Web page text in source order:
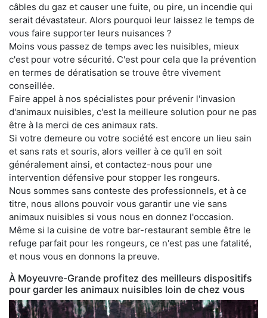
câbles du gaz et causer une fuite, ou pire, un incendie qui
serait dévastateur. Alors pourquoi leur laissez le temps de
vous faire supporter leurs nuisances ?
Moins vous passez de temps avec les nuisibles, mieux
c'est pour votre sécurité. C'est pour cela que la prévention
en termes de dératisation se trouve être vivement
conseillée.
Faire appel à nos spécialistes pour prévenir l'invasion
d'animaux nuisibles, c'est la meilleure solution pour ne pas
être à la merci de ces animaux rats.
Si votre demeure ou votre société est encore un lieu sain
et sans rats et souris, alors veiller à ce qu'il en soit
généralement ainsi, et contactez-nous pour une
intervention défensive pour stopper les rongeurs.
Nous sommes sans conteste des professionnels, et à ce
titre, nous allons pouvoir vous garantir une vie sans
animaux nuisibles si vous nous en donnez l'occasion.
Même si la cuisine de votre bar-restaurant semble être le
refuge parfait pour les rongeurs, ce n'est pas une fatalité,
et nous vous en donnons la preuve.
À Moyeuvre-Grande profitez des meilleurs dispositifs
pour garder les animaux nuisibles loin de chez vous